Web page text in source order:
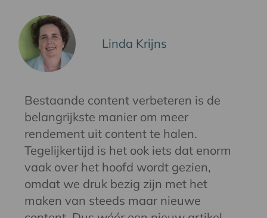
Linda Krijns
Bestaande content verbeteren is de
belangrijkste manier om meer
rendement uit content te halen.
Tegelijkertijd is het ook iets dat enorm
vaak over het hoofd wordt gezien,
omdat we druk bezig zijn met het
maken van steeds maar nieuwe